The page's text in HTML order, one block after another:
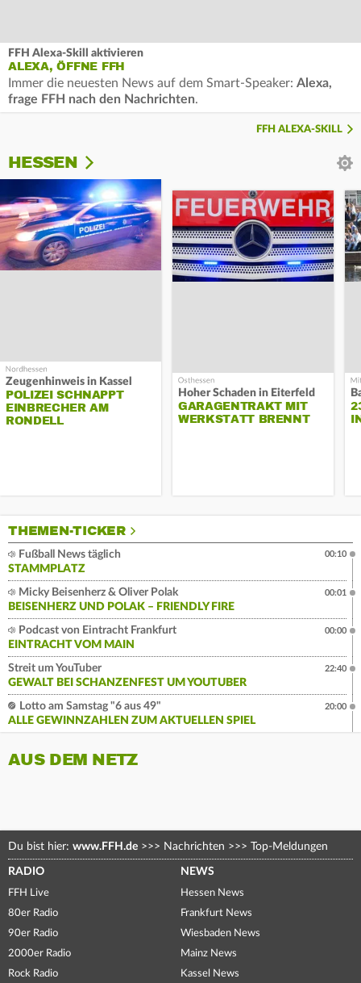
FFH Alexa-Skill aktivieren
ALEXA, ÖFFNE FFH
Immer die neuesten News auf dem Smart-Speaker: Alexa,
frage FFH nach den Nachrichten.
FFH ALEXA-SKILL
HESSEN
Zeugenhinweis in Kassel
POLIZEI SCHNAPPT
EINBRECHER AM
RONDELL
Hoher Schaden in Eiterfeld
GARAGENTRAKT MIT
WERKSTATT BRENNT
THEMEN-TICKER
Fußball News täglich
STAMMPLATZ
00:10
Micky Beisenherz & Oliver Polak
BEISENHERZ UND POLAK – FRIENDLY FIRE
00:01
Podcast von Eintracht Frankfurt
EINTRACHT VOM MAIN
00:00
Streit um YouTuber
GEWALT BEI SCHANZENFEST UM YOUTUBER
22:40
Lotto am Samstag "6 aus 49"
ALLE GEWINNZAHLEN ZUM AKTUELLEN SPIEL
20:00
AUS DEM NETZ
Du bist hier: www.FFH.de >>> Nachrichten >>> Top-Meldungen
RADIO
FFH Live
80er Radio
90er Radio
2000er Radio
Rock Radio
NEWS
Hessen News
Frankfurt News
Wiesbaden News
Mainz News
Kassel News